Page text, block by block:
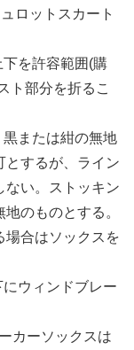
ロットスカート
を許容範囲(購
ト部分を折るこ
または紺の無地
とするが、ライン
ない。ストッキン
のものとする。
場合はソックスを
ウィンドブレー
カーソックスは